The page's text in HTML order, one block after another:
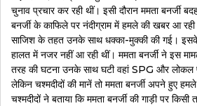
चुनाव प्रचार कर रही थीं। इसी दौरान ममता बनर्जी
बनर्जी के काफिले पर नंदीग्राम में हमले की खबर आ
साजिश के तहत उनके साथ धक्का-मुक्की की गई।
हालत में नजर नहीं आ रही थीं। ममता बनर्जी ने इस
तरह की घटना उनके साथ घटी वहां SPG और लोकल
लेकिन चश्मदीदों की मानें तो ममता बनर्जी अपने हुए
चश्मदीदों ने बताया कि ममता बनर्जी की गाड़ी पर